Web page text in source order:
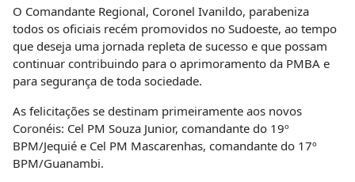
O Comandante Regional, Coronel Ivanildo, parabeniza
todos os oficiais recém promovidos no Sudoeste, ao tempo
que deseja uma jornada repleta de sucesso e que possam
continuar contribuindo para o aprimoramento da PMBA e
para segurança de toda sociedade.
As felicitações se destinam primeiramente aos novos
Coronéis: Cel PM Souza Junior, comandante do 19º
BPM/Jequié e Cel PM Mascarenhas, comandante do 17º
BPM/Guanambi.